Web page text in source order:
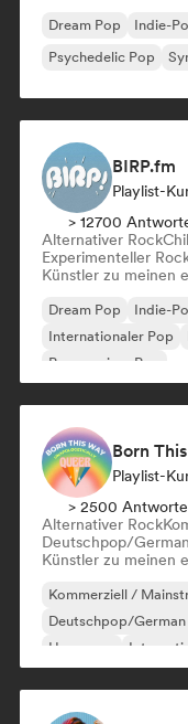
Dream Pop Indie-
Psychedelic Pop
BIRP.fm
Playlist-
> 12700
Alternativer Rock
Experimenteller
Künstler zu meinen
Dream Pop Indie-
Internationaler Pop
Progressiver Pop
Born
Playlist-
> 2500
Alternativer Rock
Deutschpop/
Künstler zu meinen
Kommerziell /
Deutschpop/German
Hyperpop